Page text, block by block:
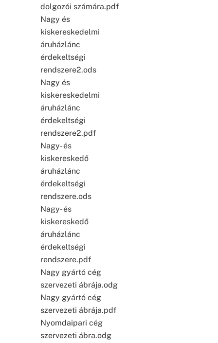
dolgozói számára.pdf
Nagy és
kiskereskedelmi
áruházlánc
érdekeltségi
rendszere2.ods
Nagy és
kiskereskedelmi
áruházlánc
érdekeltségi
rendszere2.pdf
Nagy- és
kiskereskedő
áruházlánc
érdekeltségi
rendszere.ods
Nagy- és
kiskereskedő
áruházlánc
érdekeltségi
rendszere.pdf
Nagy gyártó cég
szervezeti ábrája.odg
Nagy gyártó cég
szervezeti ábrája.pdf
Nyomdaipari cég
szervezeti ábra.odg